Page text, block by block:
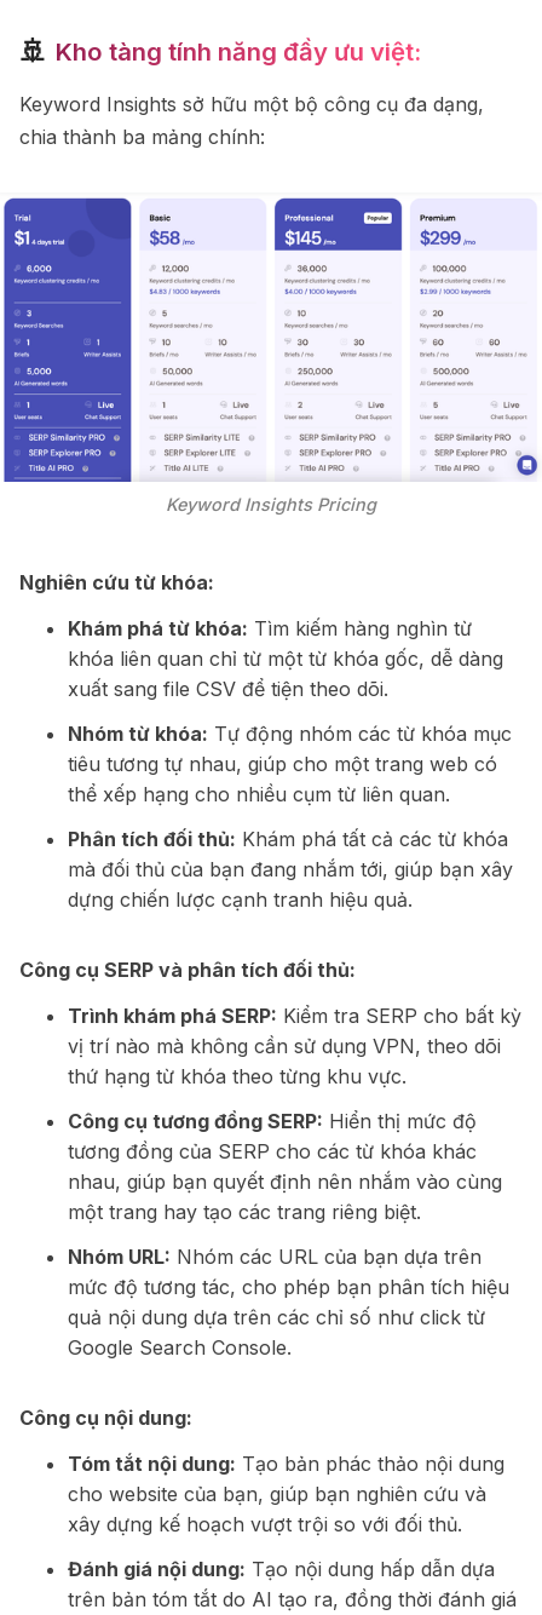
🚢 Kho tàng tính năng đầy ưu việt:
Keyword Insights sở hữu một bộ công cụ đa dạng,
chia thành ba mảng chính:
Keyword Insights Pricing
Nghiên cứu từ khóa:
Khám phá từ khóa: Tìm kiếm hàng nghìn từ
khóa liên quan chỉ từ một từ khóa gốc, dễ dàng
xuất sang file CSV để tiện theo dõi.
Nhóm từ khóa: Tự động nhóm các từ khóa mục
tiêu tương tự nhau, giúp cho một trang web có
thể xếp hạng cho nhiều cụm từ liên quan.
Phân tích đối thủ: Khám phá tất cả các từ khóa
mà đối thủ của bạn đang nhắm tới, giúp bạn xây
dựng chiến lược cạnh tranh hiệu quả.
Công cụ SERP và phân tích đối thủ:
Trình khám phá SERP: Kiểm tra SERP cho bất kỳ
vị trí nào mà không cần sử dụng VPN, theo dõi
thứ hạng từ khóa theo từng khu vực.
Công cụ tương đồng SERP: Hiển thị mức độ
tương đồng của SERP cho các từ khóa khác
nhau, giúp bạn quyết định nên nhắm vào cùng
một trang hay tạo các trang riêng biệt.
Nhóm URL: Nhóm các URL của bạn dựa trên
mức độ tương tác, cho phép bạn phân tích hiệu
quả nội dung dựa trên các chỉ số như click từ
Google Search Console.
Công cụ nội dung:
Tóm tắt nội dung: Tạo bản phác thảo nội dung
cho website của bạn, giúp bạn nghiên cứu và
xây dựng kế hoạch vượt trội so với đối thủ.
Đánh giá nội dung: Tạo nội dung hấp dẫn dựa
trên bản tóm tắt do AI tạo ra, đồng thời đánh giá